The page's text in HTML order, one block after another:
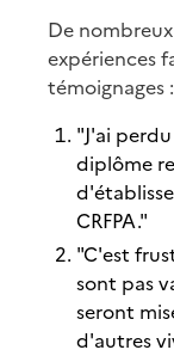
De
expériences
témoignages :
"J'ai
diplôme
CRFPA."
"C'est
sont pas
seront
d'autres